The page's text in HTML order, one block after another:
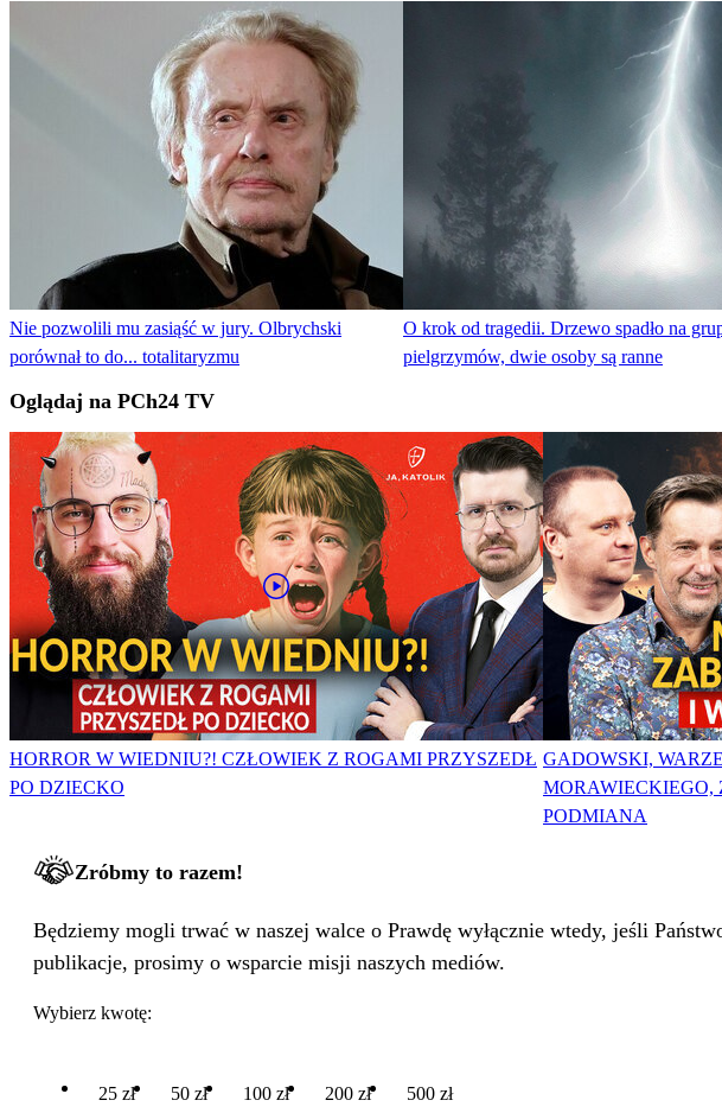
Nie pozwolili mu zasiąść w jury. Olbrychski
porównał to do... totalitaryzmu
O krok od tragedii. Drzewo spadło na
pielgrzymów, dwie osoby są ranne
Oglądaj na PCh24 TV
HORROR W WIEDNIU?! CZŁOWIEK Z ROGAMI PRZYSZEDŁ
PO DZIECKO
GADOWSKI,
PODMIANA
Zróbmy to razem!
Będziemy mogli trwać w naszej walce o Prawdę wyłącznie wtedy, jeśli
publikacje, prosimy o wsparcie misji naszych mediów.
Wybierz kwotę:
25 zł 50 zł 100 zł 200 zł 500 zł